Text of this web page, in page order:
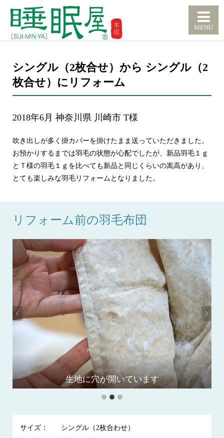
シングル（2枚合せ）から シングル（2
枚合せ）にリフォーム
2018年6月 神奈川県 川崎市 T様
吹き出しが多く掛カバーを掛けたまま送っていただきました。
お預かりするまでは羽毛の状態が心配でしたが、新品羽毛１ｇ
とＴ様の羽毛１ｇを比べても新品と同じくらいの嵩高があり、
とても楽しみな羽毛リフォームとなりました。
リフォーム前の羽毛布団
2枚合わせの羽毛布団を預かりました
生地に穴が開いています
1gの羽毛を新品と比べてみました
サイズ：
シングル（2枚合わせ）